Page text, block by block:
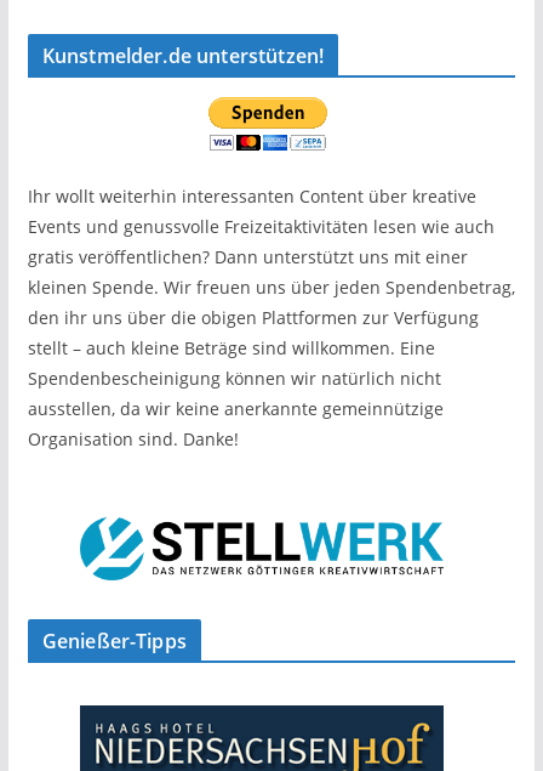
Kunstmelder.de unterstützen!
Ihr wollt weiterhin interessanten Content über kreative
Events und genussvolle Freizeitaktivitäten lesen wie auch
gratis veröffentlichen? Dann unterstützt uns mit einer
kleinen Spende. Wir freuen uns über jeden Spendenbetrag,
den ihr uns über die obigen Plattformen zur Verfügung
stellt – auch kleine Beträge sind willkommen. Eine
Spendenbescheinigung können wir natürlich nicht
ausstellen, da wir keine anerkannte gemeinnützige
Organisation sind. Danke!
Genießer-Tipps